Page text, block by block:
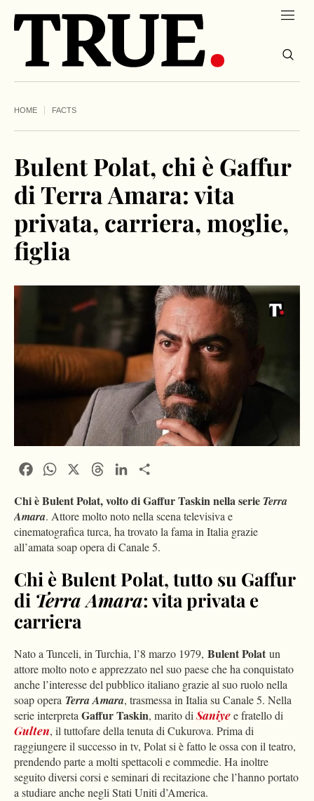
HOME FACTS
Bulent Polat, chi è Gaffur
di Terra Amara: vita
privata, carriera, moglie,
figlia
FacebookWhatsApp ThreadsLinkedIn
Chi è Bulent Polat, volto di Gaffur Taskin nella serie Terra
Amara. Attore molto noto nella scena televisiva e
cinematografica turca, ha trovato la fama in Italia grazie
all’amata soap opera di Canale 5.
Chi è Bulent Polat, tutto su Gaffur
di Terra Amara: vita privata e
carriera
Nato a Tunceli, in Turchia, l’8 marzo 1979, Bulent Polat un
attore molto noto e apprezzato nel suo paese che ha conquistato
anche l’interesse del pubblico italiano grazie al suo ruolo nella
soap opera Terra Amara, trasmessa in Italia su Canale 5. Nella
serie interpretaGaffur Taskin, marito diSaniyee fratello di
Gulten, il tuttofare della tenuta di Cukurova. Prima di
raggiungere il successo in tv, Polat si è fatto le ossa con il teatro,
prendendo parte a molti spettacoli e commedie. Ha inoltre
seguito diversi corsi e seminari di recitazione che l’hanno portato
a studiare anche negli Stati Uniti d’America.